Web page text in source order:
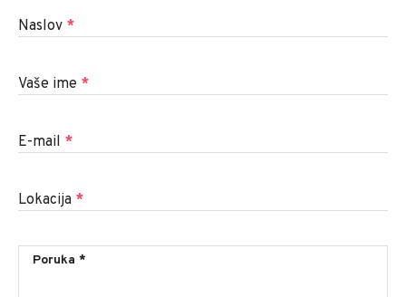
Naslov *
Vaše ime *
E-mail *
Lokacija *